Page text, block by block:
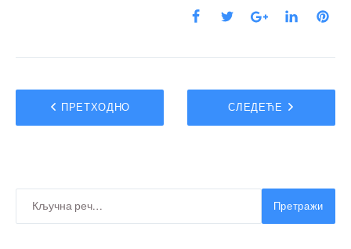
ПРЕТХОДНО СЛЕДЕЋЕ
Претражи